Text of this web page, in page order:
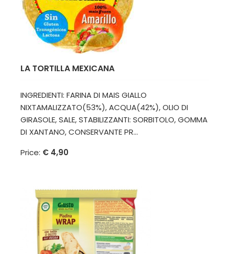
LA TORTILLA MEXICANA
INGREDIENTI: FARINA DI MAIS GIALLO
NIXTAMALIZZATO(53%), ACQUA(42%), OLIO DI
GIRASOLE, SALE, STABILIZZANTI: SORBITOLO, GOMMA
DI XANTANO, CONSERVANTE PR...
Price: € 4,90